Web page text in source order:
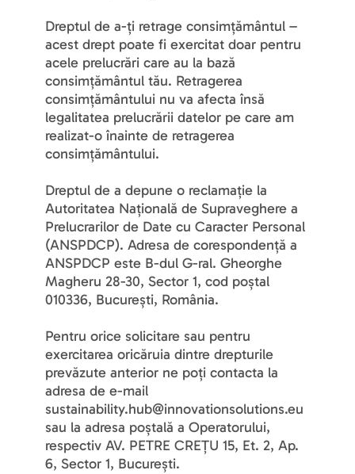
Dreptul de a-ți retrage consimțământul –
acest drept poate fi exercitat doar pentru
acele prelucrări care au la bază
consimțământul tău. Retragerea
consimțământului nu va afecta însă
legalitatea prelucrării datelor pe care am
realizat-o înainte de retragerea
consimțământului.
Dreptul de a depune o reclamație la
Autoritatea Națională de Supraveghere a
Prelucrarilor de Date cu Caracter Personal
(ANSPDCP). Adresa de corespondență a
ANSPDCP este B-dul G-ral. Gheorghe
Magheru 28-30, Sector 1, cod poștal
010336, București, România.
Pentru orice solicitare sau pentru
exercitarea oricăruia dintre drepturile
prevăzute anterior ne poți contacta la
adresa de e-mail
sustainability.hub@innovationsolutions.eu
sau la adresa poștală a Operatorului,
respectiv AV. PETRE CREȚU 15, Et. 2, Ap.
6, Sector 1, București.